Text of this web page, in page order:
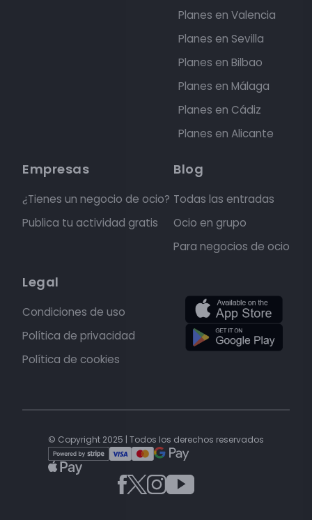
Planes en Valencia
Planes en Sevilla
Planes en Bilbao
Planes en Málaga
Planes en Cádiz
Planes en Alicante
Empresas
¿Tienes un negocio de ocio?
Publica tu actividad gratis
Blog
Todas las entradas
Ocio en grupo
Para negocios de ocio
Legal
Condiciones de uso
Política de privacidad
Política de cookies
© Copyright 2025 | Todos los derechos reservados